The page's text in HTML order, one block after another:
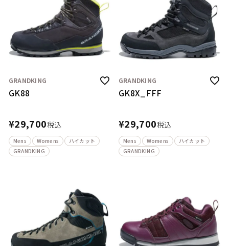
GRANDKING
GK88
¥29,700税込
Mens Womens
ハイカット
GRANDKING
GRANDKING
GK8X_FFF
¥29,700税込
Mens Womens
ハイカット
GRANDKING